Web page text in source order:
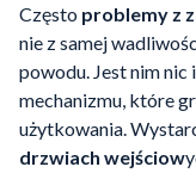
Często problemy z
nie z samej
powodu. Jest nim nic
mechanizmu, które
użytkowania.
drzwiach wejściow